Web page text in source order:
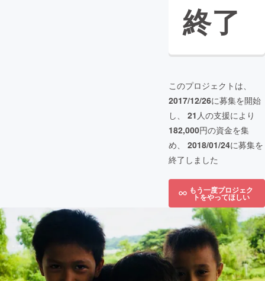
終了
このプロジェクトは、
2017/12/26に募集を開始
し、 21 人の支援により
182,000円の資金を集
め、 2018/01/24に募集を
終了しました
もう一度プロジェク
トをやってほしい